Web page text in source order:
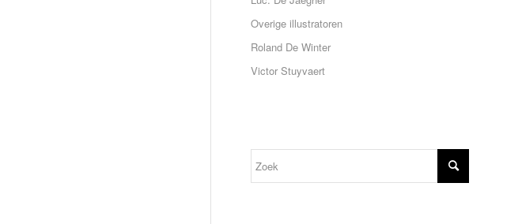
Overige illustratoren
Roland De Winter
Victor Stuyvaert